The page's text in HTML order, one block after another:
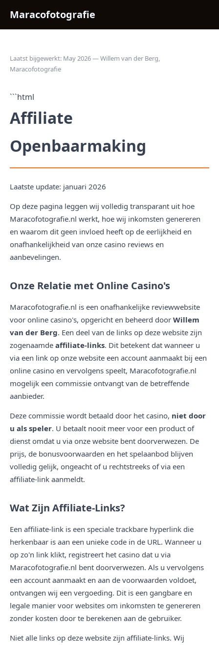
Maracofotografie
Laatst bijgewerkt: May 2026 — Willem van der Berg,
Maracofotografie
```html
Affiliate
Openbaarmaking
Laatste update: januari 2026
Op deze pagina leggen wij volledig transparant uit hoe
Maracofotografie.nl werkt, hoe wij inkomsten genereren
en waarom dit geen invloed heeft op de eerlijkheid en
onafhankelijkheid van onze casino reviews en
aanbevelingen.
Onze Relatie met Online Casino's
Maracofotografie.nl is een onafhankelijke reviewwebsite
voor online casino's, opgericht en beheerd door Willem
van der Berg. Een deel van de links op deze website zijn
zogenaamde affiliate-links. Dit betekent dat wanneer u
via een link op onze website een account aanmaakt bij een
online casino en vervolgens speelt, Maracofotografie.nl
mogelijk een commissie ontvangt van de betreffende
aanbieder.
Deze commissie wordt betaald door het casino, niet door
u als speler. U betaalt nooit meer voor een product of
dienst omdat u via onze website bent doorverwezen. De
prijs, de bonusvoorwaarden en het spelaanbod blijven
volledig gelijk, ongeacht of u rechtstreeks of via een
affiliate-link aanmeldt.
Wat Zijn Affiliate-Links?
Een affiliate-link is een speciale trackbare hyperlink die
herkenbaar is aan een unieke code in de URL. Wanneer u
op zo'n link klikt, registreert het casino dat u via
Maracofotografie.nl bent doorverwezen. Als u vervolgens
een account aanmaakt en aan de voorwaarden voldoet,
ontvangen wij een vergoeding. Dit is een gangbare en
legale manier voor websites om inkomsten te genereren
zonder kosten door te berekenen aan de gebruiker.
Niet alle links op deze website zijn affiliate-links. Wij